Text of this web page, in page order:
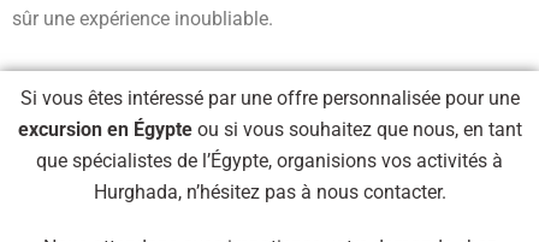
sûr une expérience inoubliable.
Si vous êtes intéressé par une offre personnalisée pour une
excursion en Égypteou si vous souhaitez que nous, en tant
que spécialistes de l’Égypte, organisions vos activités à
Hurghada, n’hésitez pas à nous contacter.